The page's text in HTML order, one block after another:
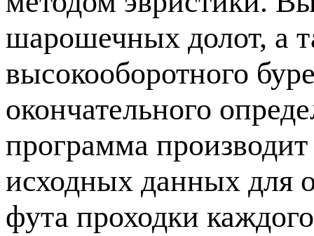
шарошечных долот, а
высокооборотного
окончательного
программа
исходных данных для
фута проходки